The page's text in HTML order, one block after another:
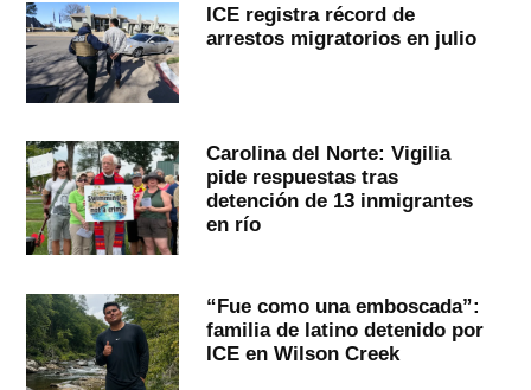
ICE registra récord de
arrestos migratorios en julio
Carolina del Norte: Vigilia
pide respuestas tras
detención de 13 inmigrantes
en río
“Fue como una emboscada”:
familia de latino detenido por
ICE en Wilson Creek